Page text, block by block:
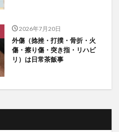
2026年7月20日
外傷（捻挫・打撲・骨折・火
傷・擦り傷・突き指・リハビ
リ）は日常茶飯事